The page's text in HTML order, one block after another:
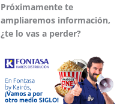
Próximamente te
ampliaremos información,
¿te lo vas a perder?